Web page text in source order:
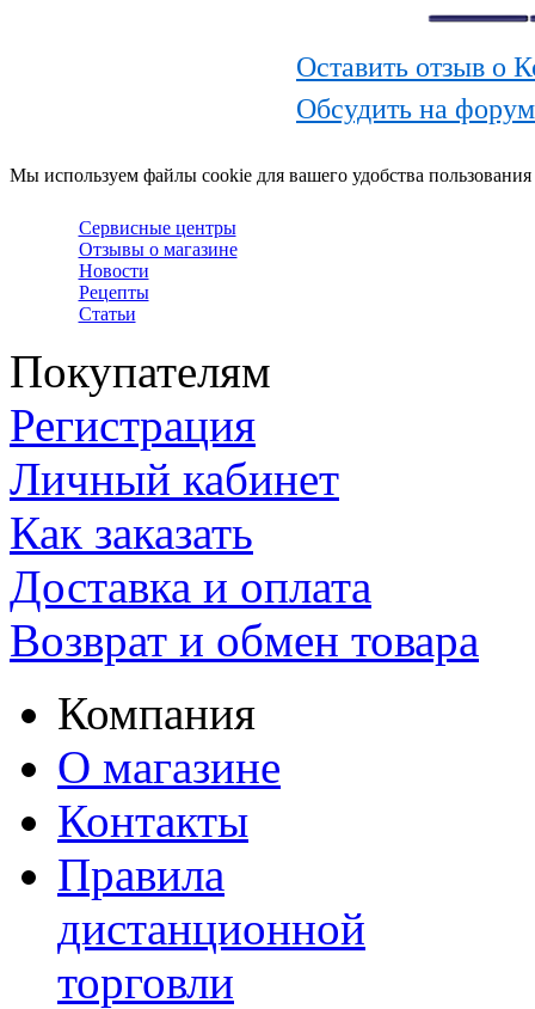
Оставить отзыв о
Обсудить на
Мы используем файлы cookie для вашего удобства
Сервисные центры
Отзывы о магазине
Новости
Рецепты
Статьи
Покупателям
Регистрация
Личный кабинет
Как заказать
Доставка и оплата
Возврат и обмен товара
Компания
О магазине
Контакты
Правила
дистанционной
торговли